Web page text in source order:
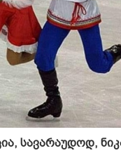
სავარაუდოდ,